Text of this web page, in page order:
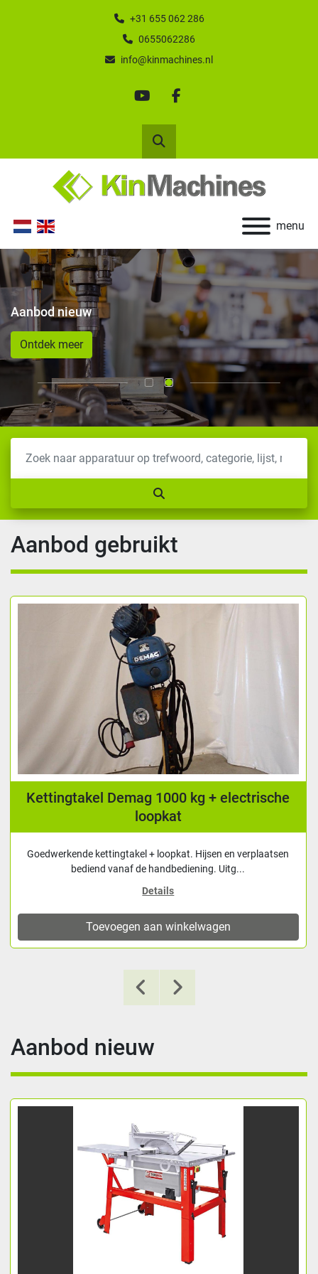
+31 655 062 286
0655062286
info@kinmachines.nl
youtubefacebook
Zoek
menu
Aanbod nieuw
Ontdek meer
Aanbod gebruikt
Kettingtakel Demag 1000 kg + electrische
loopkat
Goedwerkende kettingtakel + loopkat. Hijsen en verplaatsen
bediend vanaf de handbediening. Uitg...
Details
Toevoegen aan winkelwagen
Aanbod nieuw